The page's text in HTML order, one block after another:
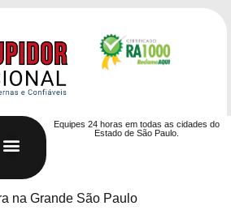
Equipes 24 horas em todas as cidades do
Estado de São Paulo.
na Grande São Paulo